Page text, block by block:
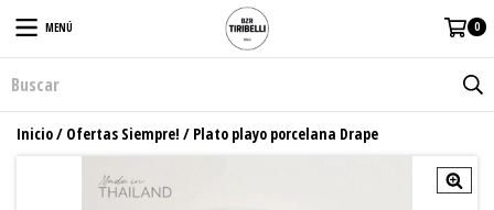
MENÚ 0
Inicio/ Ofertas Siempre! / Plato playo porcelana Drape